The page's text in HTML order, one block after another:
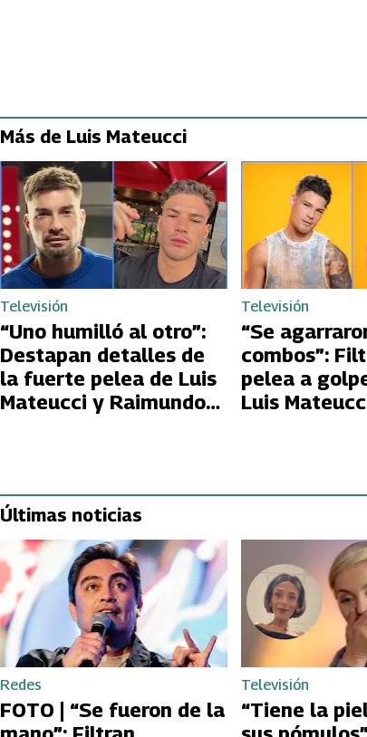
Más de Luis Mateucci
Televisión
“Uno humilló al otro”:
Destapan detalles de
la fuerte pelea de Luis
Mateucci y Raimundo
Televisión
“Se
combos”:
pelea a
Luis
Últimas noticias
Redes
FOTO | “Se fueron de la
Televisión
“Tiene la